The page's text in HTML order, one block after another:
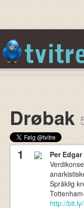
Drøbak
1 Per
Språklig
http://